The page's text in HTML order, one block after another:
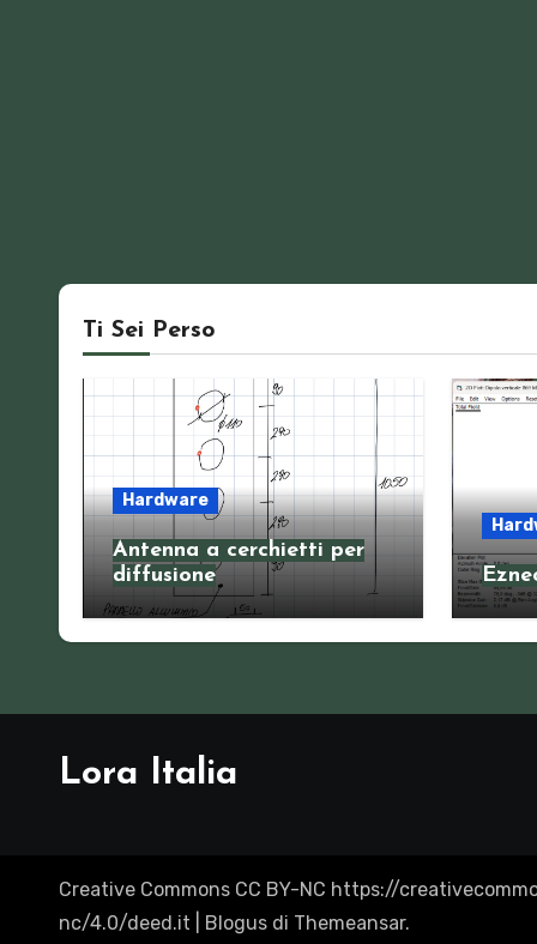
Ti Sei Perso
Hardware
Antenna a cerchietti per
diffusione
Lora Italia
Creative Commons CC BY-NC https://
nc/4.0/deed.it
Blogus di Themeansar.